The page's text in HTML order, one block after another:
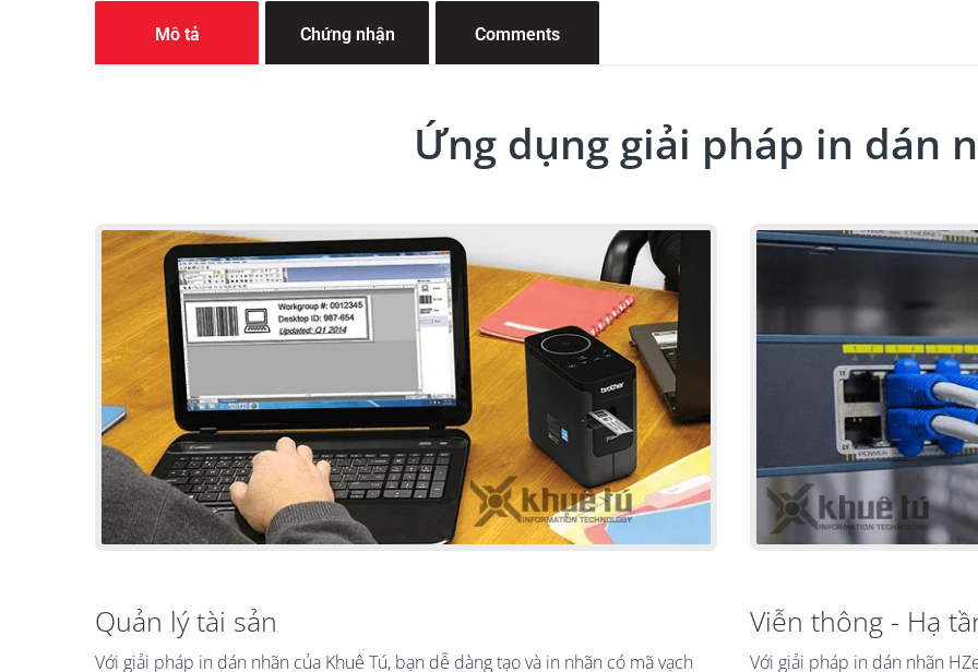
Mô tả Chứng nhận Comments
Ứng dụng giải pháp in dán
Quản lý tài sản
Với giải pháp in dán nhãn của Khuê Tú, bạn dễ dàng tạo và in nhãn có mã vạch
Viễn thông - Hạ
Với giải pháp in dán nhãn